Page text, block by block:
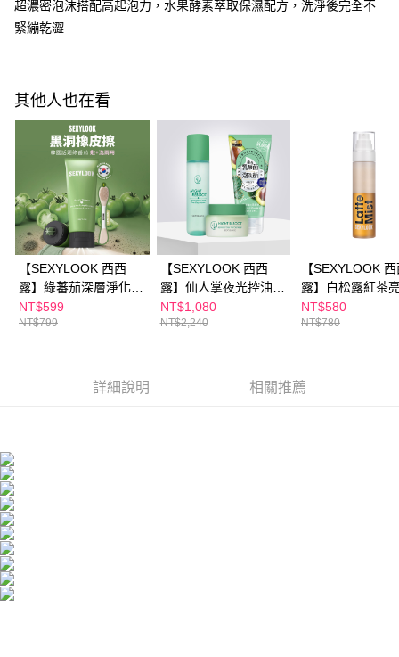
１．簡單：不需註冊會員、不需綁卡、不需儲值。
【「AFTEE先享後付」結帳流程】
結帳頁面，進行簡訊認證並確認金額後，即可完成結帳。
２．訂單成立數日內，您將收到繳費通知簡訊。
３．收到繳費通知簡訊後14天內，點擊此簡訊中的連結，可透過四大超商／
ATM／網路銀行／等多元方式進行付款，方視為交易完成。
※ 請注意：結帳手續完成當下不需立刻繳費，但若您需要取消訂單，請聯絡
購買商品的店家。未經商家同意取消之訂單仍視為有效，需透過AFTEE先享
後付繳納相關費用。
※ 交易是否成功請以「AFTEE先享後付 」之結帳頁面顯示為準，若有關於
是否繳費成功／繳費後需取消欲退款等相關疑問，請聯繫「AFTEE先享後付
客戶支援中心」https://netprotections.freshdesk.com/support/home
【注意事項】
１．透過由恩沛科技股份有限公司提供之「AFTEE先享後付」服務完成之交
https://aftee.tw/terms/#terms3
每筆NT$100，滿NT$600(含以上)免運費
付款後全家取貨
每筆NT$100，滿NT$600(含以上)免運費
萊爾富取貨付款
每筆NT$100，滿NT$600(含以上)免運費
付款後萊爾富取貨
每筆NT$100，滿NT$600(含以上)免運費
7-11付款取貨
每筆NT$100，滿NT$600(含以上)免運費
每筆NT$100，滿NT$600(含以上)免運費
超濃密泡沫搭配高起泡力，水果酵素萃取保濕配方，洗淨後完全不
緊繃乾澀
其他人也在看
【SEXYLOOK 西西
露】綠蕃茄深層淨化奶
油洗面乳150g
NT$599
NT$799
【SEXYLOOK 西西
露】仙人掌夜光控油組
(代謝水150ml+代謝霜
50ml+乳酸菌控油洗面
NT$1,080
NT$2,240
【SEXYLOOK
露】白松露紅茶
濕噴霧120ml(#
霧)
NT$580
NT$780
詳細說明 相關推薦